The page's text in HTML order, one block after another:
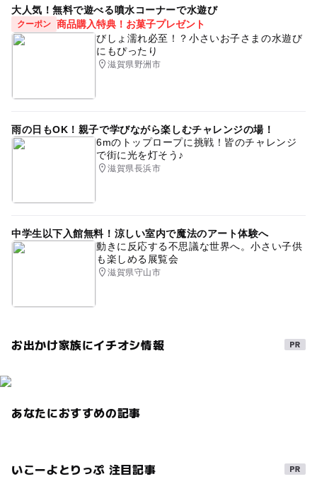
大人気！無料で遊べる噴水コーナーで水遊び
クーポン 商品購入特典！お菓子プレゼント
びしょ濡れ必至！？小さいお子さまの水遊び
にもぴったり
滋賀県野洲市
雨の日もOK！親子で学びながら楽しむチャレンジの場！
6mのトップロープに挑戦！皆のチャレンジ
で街に光を灯そう♪
滋賀県長浜市
中学生以下入館無料！涼しい室内で魔法のアート体験へ
動きに反応する不思議な世界へ。小さい子供
も楽しめる展覧会
滋賀県守山市
お出かけ家族にイチオシ情報
あなたにおすすめの記事
いこーよとりっぷ 注目記事